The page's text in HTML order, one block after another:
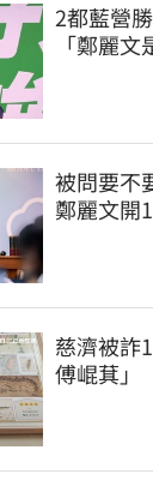
2都藍營
「鄭麗
被問要不
鄭麗文開
慈濟被詐
傅崐萁」